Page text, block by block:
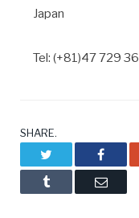
Japan
Tel: (+81)47 729
SHARE.
Tumblr Email